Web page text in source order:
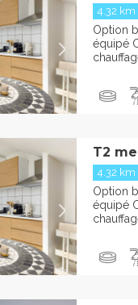
4.32 km
Option
équipé
T2
4.32 km
Option
équipé